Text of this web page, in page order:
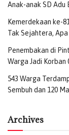
Anak-anak SD Adu
Kemerdekaan ke-
Tak Sejahtera,
Penembakan di
Warga Jadi Korban
543 Warga
Sembuh dan 120
Archives